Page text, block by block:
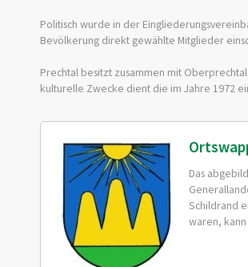
Politisch wurde in der
Bevölkerung direkt gewählte Mitglieder
Prechtal besitzt zusammen mit
kulturelle Zwecke dient die im Jahre 1972
Das
Schildrand
waren,